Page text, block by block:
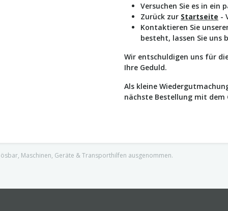
Versuchen Sie es in ein
Zurück zur Startseite -
Kontaktieren Sie
besteht, lassen Sie uns
Wir entschuldigen uns für
Ihre Geduld.
Als kleine
nächste Bestellung mit dem
Maschinen, Geräte & Transporthilfen ausgenommen.